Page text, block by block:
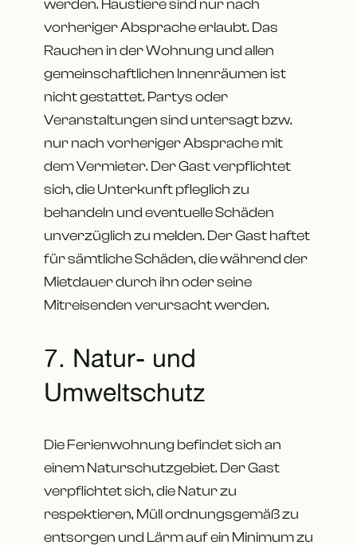
werden. Haustiere sind nur nach
vorheriger Absprache erlaubt. Das
Rauchen in der Wohnung und allen
gemeinschaftlichen Innenräumen ist
nicht gestattet. Partys oder
Veranstaltungen sind untersagt bzw.
nur nach vorheriger Absprache mit
dem Vermieter. Der Gast verpflichtet
sich, die Unterkunft pfleglich zu
behandeln und eventuelle Schäden
unverzüglich zu melden. Der Gast haftet
für sämtliche Schäden, die während der
Mietdauer durch ihn oder seine
Mitreisenden verursacht werden.
7. Natur- und
Umweltschutz
Die Ferienwohnung befindet sich an
einem Naturschutzgebiet. Der Gast
verpflichtet sich, die Natur zu
respektieren, Müll ordnungsgemäß zu
entsorgen und Lärm auf ein Minimum zu